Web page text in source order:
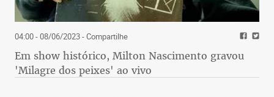
04:00 - 08/06/2023- Compartilhe
Em show histórico, Milton Nascimento gravou
'Milagre dos peixes' ao vivo